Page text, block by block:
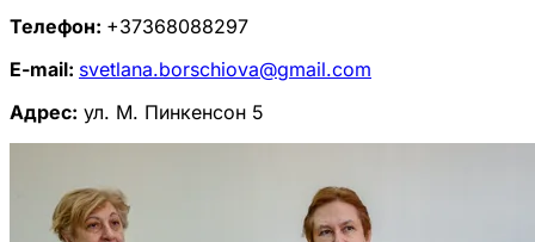
Телефон: +37368088297
E-mail: svetlana.borschiova@gmail.com
Адрес: ул. М. Пинкенсон 5